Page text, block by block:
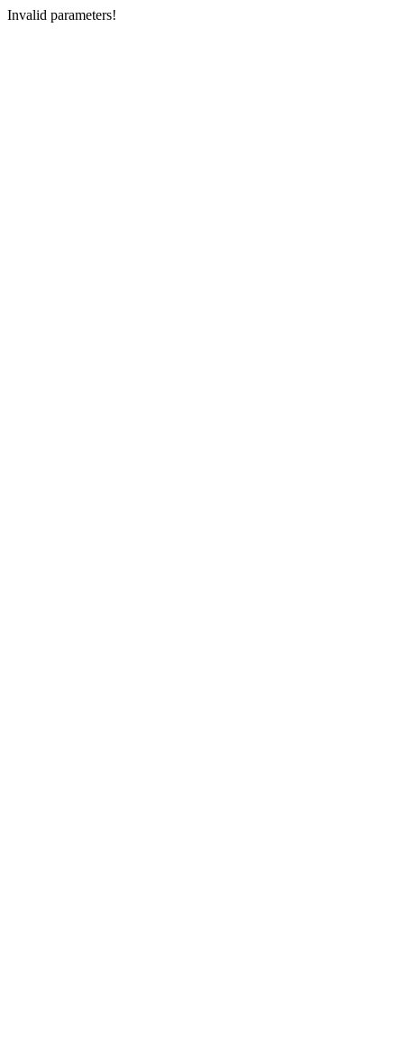
Invalid parameters!